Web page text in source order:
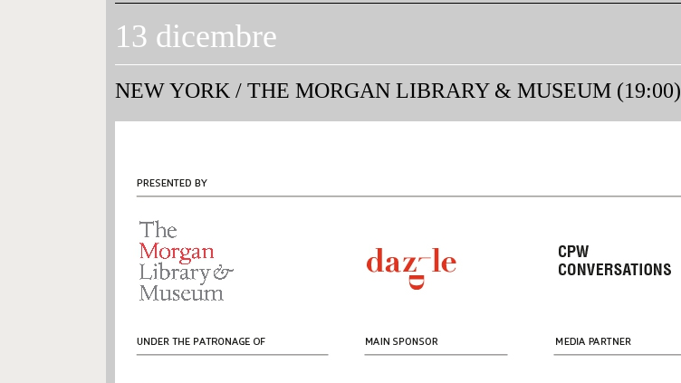
13 dicembre
NEW YORK / THE MORGAN LIBRARY & MUSEUM (19:00)